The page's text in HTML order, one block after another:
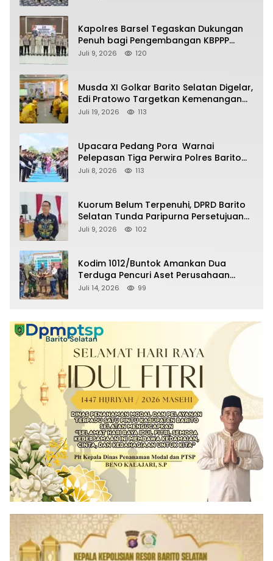
Kapolres Barsel Tegaskan Dukungan
Penuh bagi Pengembangan KBPPP
Kalimantan Tengah
Juli 9, 2026 120
Musda XI Golkar Barito Selatan Digelar,
Edi Pratowo Targetkan Kemenangan
Partai pada Pemilu Mendatang
Juli 19, 2026 113
Upacara Pedang Pora Warnai
Pelepasan Tiga Perwira Polres Barito
Selatan Masuki Masa Pensiun
Juli 8, 2026 113
Kuorum Belum Terpenuhi, DPRD Barito
Selatan Tunda Paripurna Persetujuan
Raperda Pertanggungjawaban APBD
Juli 9, 2026 102
Kodim 1012/Buntok Amankan Dua
Terduga Pencuri Aset Perusahaan
Sitaan Satgas PKH, Satu Paket Diduga
Juli 14, 2026 99